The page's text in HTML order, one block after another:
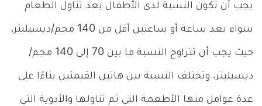
يجب أن تكون النسبة لدى الأطفال بعد تناول الطعام
سواء بعد ساعة أو ساعتين أقل من 140 مجم/ديسيليتر،
حيث يجب أن تتراوح النسبة ما بين 70 إلى 140 مجم/
ديسيليتر. وتختلف النسبة بين هاتين القيمتين بناءًا على
عدة عوامل منها الأطعمة التي تم تناولها والأدوية التي